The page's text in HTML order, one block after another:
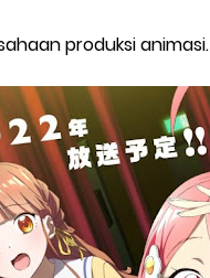
produksi animasi.